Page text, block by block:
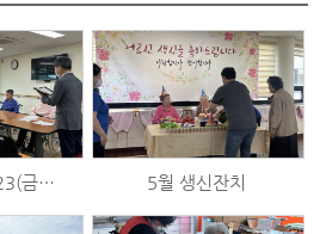
[종교활동] 5/23(금) 예배 5월 생신잔치